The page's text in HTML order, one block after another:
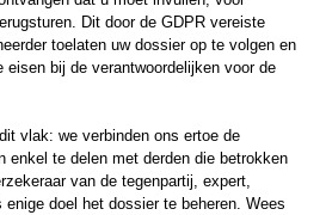
Dit door de GDPR vereiste
toelaten uw dossier op te volgen en
eisen bij de verantwoordelijken voor de
vlak: we verbinden ons ertoe de
enkel te delen met derden die betrokken
van de tegenpartij, expert,
doel het dossier te beheren. Wees